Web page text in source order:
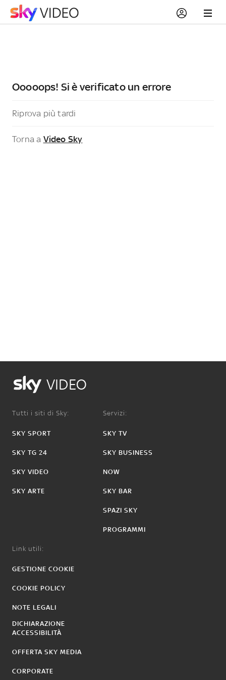
Ooooops! Si è verificato un errore
Riprova più tardi
Torna a Video Sky
VIDEO
Tutti i siti di Sky:
SKY SPORT
SKY TG 24
SKY VIDEO
SKY ARTE
Servizi:
SKY TV
SKY BUSINESS
NOW
SKY BAR
SPAZI SKY
PROGRAMMI
Link utili:
GESTIONE COOKIE
COOKIE POLICY
NOTE LEGALI
DICHIARAZIONE
ACCESSIBILITÀ
OFFERTA SKY MEDIA
CORPORATE